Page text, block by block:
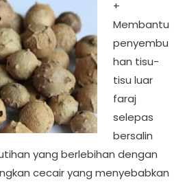
+
Membantu
penyembu
han tisu-
tisu luar
faraj
selepas
bersalin
yang berlebihan dengan
cecair yang menyebabkan